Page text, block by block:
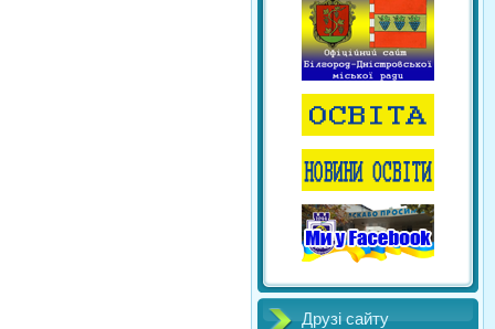
Друзі сайту